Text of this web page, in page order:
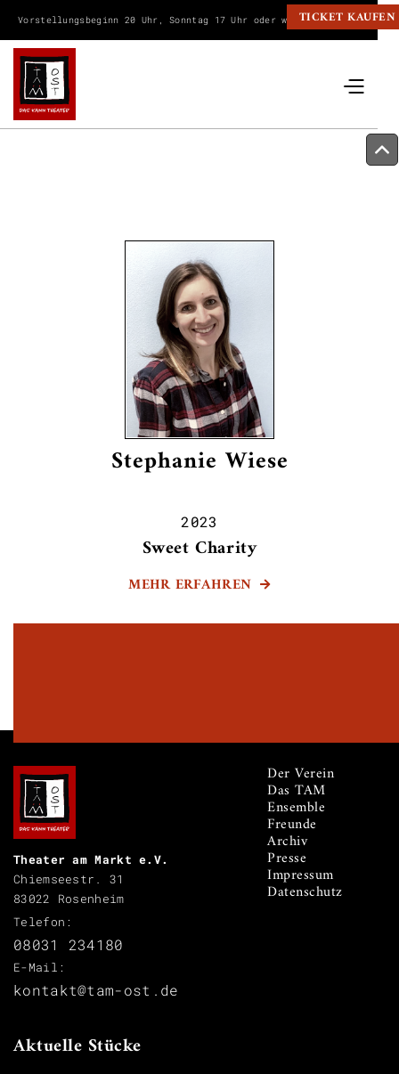
Vorstellungsbeginn 20 Uhr, Sonntag 17 Uhr oder wie angegeben.
TICKET KAUFEN
Stephanie Wiese
2023
Sweet Charity
MEHR ERFAHREN 
Theater am Markt e.V.
Chiemseestr. 31
83022 Rosenheim
Telefon:
08031 234180
E-Mail:
kontakt@tam-ost.de
Der Verein
Das TAM
Ensemble
Freunde
Archiv
Presse
Impressum
Datenschutz
Aktuelle Stücke